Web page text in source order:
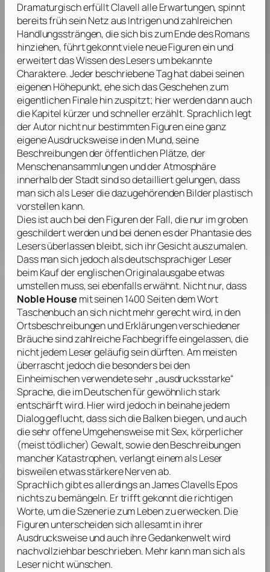
Dramaturgisch erfülltClavellalle Erwartungen, spinnt
bereits früh sein Netz aus Intrigen und zahlreichen
Handlungssträngen, die sich bis zum Ende des Romans
hinziehen, führt gekonnt viele neue Figuren ein und
erweitert das Wissen des Lesers um bekannte
Charaktere. Jeder beschriebene Tag hat dabei seinen
eigenen Höhepunkt, ehe sich das Geschehen zum
eigentlichen Finale hin zuspitzt; hier werden dann auch
die Kapitel kürzer und schneller erzählt. Sprachlich legt
der Autor nicht nur bestimmten Figuren eine ganz
eigene Ausdrucksweise in den Mund, seine
Beschreibungen der öffentlichen Plätze, der
Menschenansammlungen und der Atmosphäre
innerhalb der Stadt sind so detailliert gelungen, dass
man sich als Leser die dazugehörenden Bilder plastisch
vorstellen kann.
Dies ist auch bei den Figuren der Fall, die nur im groben
geschildert werden und bei denen es der Phantasie des
Lesers überlassen bleibt, sich ihr Gesicht auszumalen.
Dass man sich jedoch als deutschsprachiger Leser
beim Kauf der englischen Originalausgabe etwas
umstellen muss, sei ebenfalls erwähnt. Nicht nur, dass
Noble House mit seinen 1400 Seiten dem Wort
Taschenbuch an sich nicht mehr gerecht wird, in den
Ortsbeschreibungen und Erklärungen verschiedener
Bräuche sind zahlreiche Fachbegriffe eingelassen, die
nicht jedem Leser geläufig sein dürften. Am meisten
überrascht jedoch die besonders bei den
Einheimischen verwendete sehr „ausdrucksstarke“
Sprache, die im Deutschen für gewöhnlich stark
entschärft wird. Hier wird jedoch in beinahe jedem
Dialog geflucht, dass sich die Balken biegen, und auch
die sehr offene Umgehensweise mit Sex, körperlicher
(meist tödlicher) Gewalt, sowie den Beschreibungen
mancher Katastrophen, verlangt einem als Leser
bisweilen etwas stärkere Nerven ab.
Sprachlich gibt es allerdings anJames ClavellsEpos
nichts zu bemängeln. Er trifft gekonnt die richtigen
Worte, um die Szenerie zum Leben zu erwecken. Die
Figuren unterscheiden sich allesamt in ihrer
Ausdrucksweise und auch ihre Gedankenwelt wird
nachvollziehbar beschrieben. Mehr kann man sich als
Leser nicht wünschen.